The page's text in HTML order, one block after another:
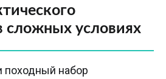
сложных условиях
набор